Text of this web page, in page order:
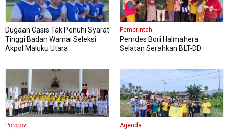
Dugaan Casis Tak Penuhi Syarat
Tinggi Badan Warnai Seleksi
Akpol Maluku Utara
Pemerintah
Pemdes Bori Halmahera
Selatan Serahkan BLT-DD
Porprov Agenda